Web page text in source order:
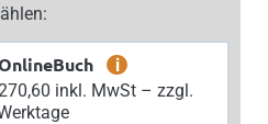
i
270,60 inkl. MwSt – zzgl.